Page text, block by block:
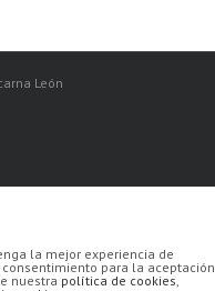
León
la mejor experiencia de
para la aceptación
nuestra política de cookies